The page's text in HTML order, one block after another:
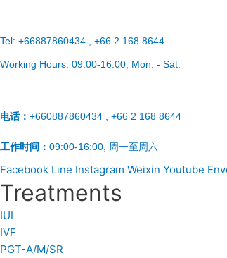
Tel: +66887860434 , +66 2 168 8644
Working Hours: 09:00-16:00 , Mon. - Sat.
电话： +660887860434 , +66 2 168 8644
工作时间： 09:00-16:00, 周一至周六
Facebook Line Instagram Weixin Youtube
Treatments
IUI
IVF
PGT-A/M/SR